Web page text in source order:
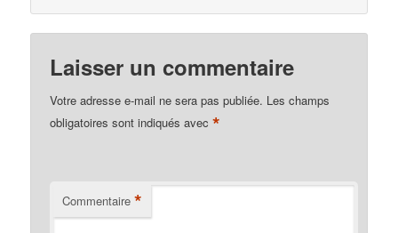
Laisser un commentaire
Votre adresse e-mail ne sera pas publiée. Les champs
obligatoires sont indiqués avec*
Commentaire *